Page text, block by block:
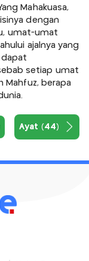
Mahakuasa,
dengan
umat-umat
ajalnya yang
dapat
setiap umat
Mahfuz, berapa
Ayat (44)